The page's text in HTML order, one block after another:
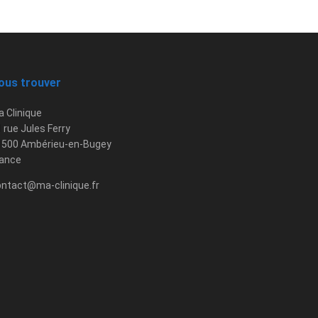
trouver
Clinique
rue Jules Ferry
Ambérieu-en-Bugey
clinique.fr